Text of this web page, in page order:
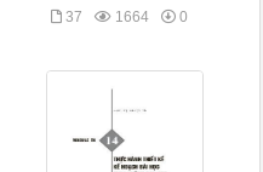
37 1664 0